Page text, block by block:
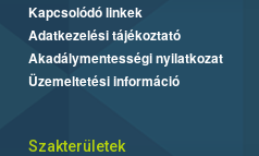
Kapcsolódó linkek
Adatkezelési tájékoztató
Akadálymentességi nyilatkozat
Üzemeltetési információ
Szakterületek